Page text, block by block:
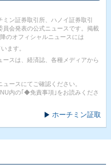
ン証券取引所、ハノイ証券取引
会発表の公式ニュースです。掲載
のオフィシャルニュースには
ます。
スは、経済誌、各種メディアから
ースにてご確認ください。
内の｢◆免責事項｣をお読みくださ
ホーチミン証取